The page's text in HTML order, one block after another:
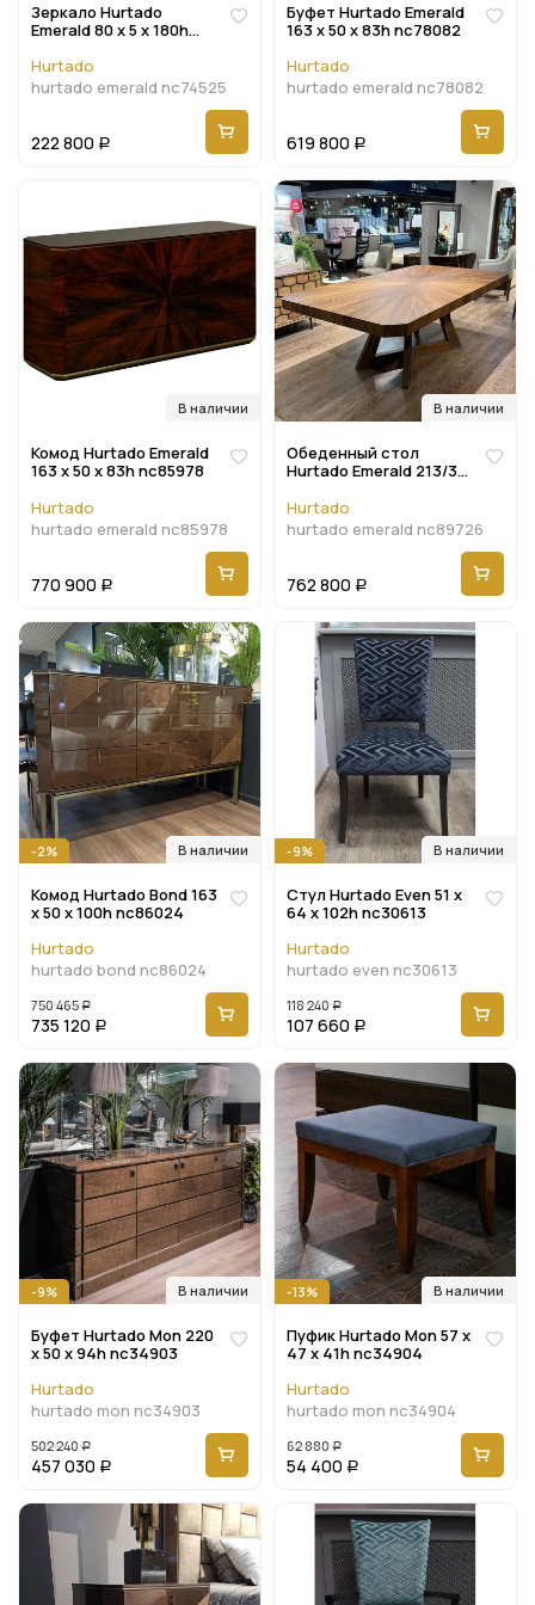
Зеркало Hurtado
Emerald 80 x 5 x 180h
Hurtado
hurtado emerald nc74525
222 800 Р
Буфет Hurtado Emerald
163 x 50 x 83h nc78082
Hurtado
hurtado emerald nc78082
619 800 Р
В наличии
Комод Hurtado Emerald
163 x 50 x 83h nc85978
Hurtado
hurtado emerald nc85978
770 900 Р
В наличии
Обеденный стол
Hurtado Emerald 213/313
Hurtado
hurtado emerald nc89726
762 800 Р
В наличии
-2%
Комод Hurtado Bond 163
x 50 x 100h nc86024
Hurtado
hurtado bond nc86024
750 465 Р
735 120 Р
В наличии
-9%
Стул Hurtado Even 51 x
64 x 102h nc30613
Hurtado
hurtado even nc30613
118 240 Р
107 660 Р
В наличии
-9%
Буфет Hurtado Mon 220
x 50 x 94h nc34903
Hurtado
hurtado mon nc34903
502 240 Р
457 030 Р
В наличии
-13%
Пуфик Hurtado Mon 57 x
47 x 41h nc34904
Hurtado
hurtado mon nc34904
62 880 Р
54 400 Р